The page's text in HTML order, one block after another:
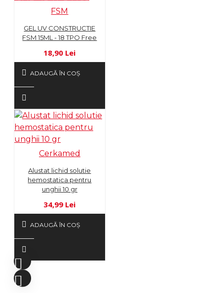
FSM
GEL UV CONSTRUCTIE
FSM 15ML - 18 TPO Free
18,90 Lei
ADAUGĂ ÎN COŞ
Cerkamed
Alustat lichid solutie
hemostatica pentru
unghii 10 gr
34,99 Lei
ADAUGĂ ÎN COŞ